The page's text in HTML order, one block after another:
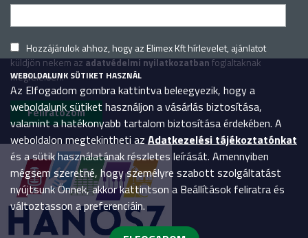
Hozzájárulok ahhoz, hogy az Elimex Kft hírlevelet, ajánlatot
küldjön nekem azadatvédelmi nyilatkozatbanfoglaltaknak
megfelelően.
WEBOLDALUNK SÜTIKET HASZNÁL
Az Elfogadom gombra kattintva beleegyezik, hogy a
weboldalunk sütiket használjon a vásárlás biztosítása,
valamint a hatékonyabb tartalom biztosítása érdekében. A
weboldalon megtekintheti az Adatkezelési tájékoztatónkat
és a sütik használatának részletes leírását. Amennyiben
mégsem szeretné, hogy személyre szabott szolgáltatást
nyújtsunk Önnek, akkor kattintson a Beállítások feliratra és
változtasson a preferenciáin.